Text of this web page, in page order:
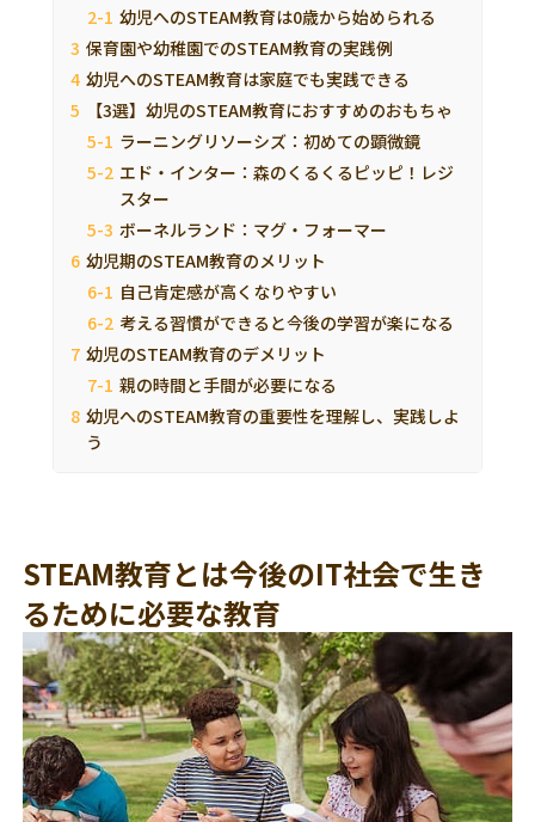
幼児へのSTEAM教育は0歳から始められる
保育園や幼稚園でのSTEAM教育の実践例
幼児へのSTEAM教育は家庭でも実践できる
【3選】幼児のSTEAM教育におすすめのおもちゃ
ラーニングリソーシズ：初めての顕微鏡
エド・インター：森のくるくるピッピ！レジ
スター
ボーネルランド：マグ・フォーマー
幼児期のSTEAM教育のメリット
自己肯定感が高くなりやすい
考える習慣ができると今後の学習が楽になる
幼児のSTEAM教育のデメリット
親の時間と手間が必要になる
幼児へのSTEAM教育の重要性を理解し、実践しよ
う
STEAM教育とは今後のIT社会で生き
るために必要な教育